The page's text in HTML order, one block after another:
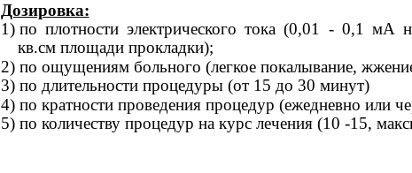
Дозировка:
1) по плотности электрического тока (0,01 - 0,1 мА
кв.см площади прокладки);
2) по ощущениям больного (легкое покалывание,
3) по длительности процедуры (от 15 до 30 минут)
4) по кратности проведения процедур (ежедневно или
5) по количеству процедур на курс лечения (10 -15,